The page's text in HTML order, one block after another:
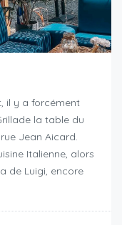
il y a forcément
la table du
Jean Aicard.
Italienne, alors
de Luigi, encore